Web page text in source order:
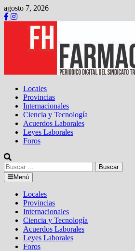
Saltar
al
contenido
agosto 7, 2026
Locales
Provincias
Internacionales
Ciencia y Tecnología
Acuerdos Laborales
Leyes Laborales
Foros
Buscar:
Menú
Locales
Provincias
Internacionales
Ciencia y Tecnología
Acuerdos Laborales
Leyes Laborales
Foros